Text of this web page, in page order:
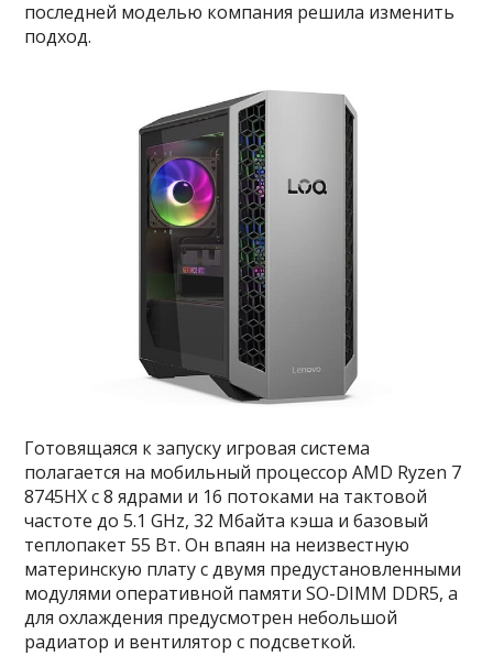
последней моделью компания решила изменить
подход.
Готовящаяся к запуску игровая система
полагается на мобильный процессор AMD Ryzen 7
8745HX с 8 ядрами и 16 потоками на тактовой
частоте до 5.1 GHz, 32 Мбайта кэша и базовый
теплопакет 55 Вт. Он впаян на неизвестную
материнскую плату с двумя предустановленными
модулями оперативной памяти SO-DIMM DDR5, а
для охлаждения предусмотрен небольшой
радиатор и вентилятор с подсветкой.